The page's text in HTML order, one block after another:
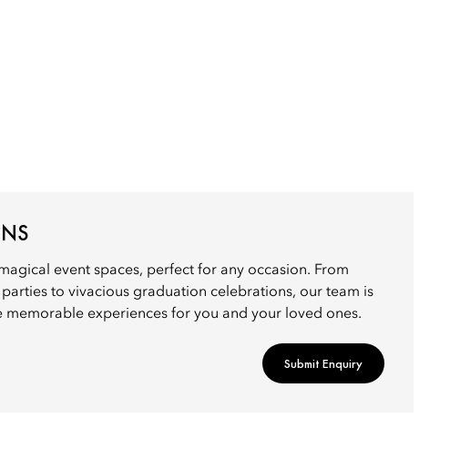
event spaces, perfect for any occasion. From
to vivacious graduation celebrations, our team is
memorable experiences for you and your loved ones.
Submit Enquiry